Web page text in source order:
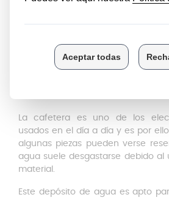
XN110810/JX0
La cafetera es uno de los
usados en el día a día y es por
algunas piezas pueden verse
agua suele desgastarse debido al
material.
Este depósito de agua es apto